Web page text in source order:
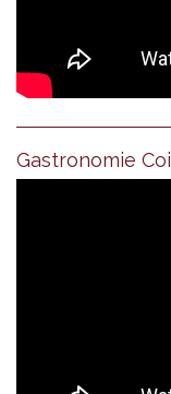
Gastronomie